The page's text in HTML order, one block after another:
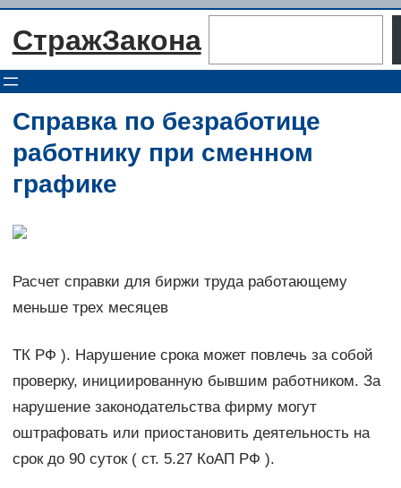
Перейти
СтражЗакона
Справка по безработице
работнику при сменном
графике
Расчет справки для биржи труда работающему
меньше трех месяцев
ТК РФ ). Нарушение срока может повлечь за собой
проверку, инициированную бывшим работником. За
нарушение законодательства фирму могут
оштрафовать или приостановить деятельность на
срок до 90 суток ( ст. 5.27 КоАП РФ ).